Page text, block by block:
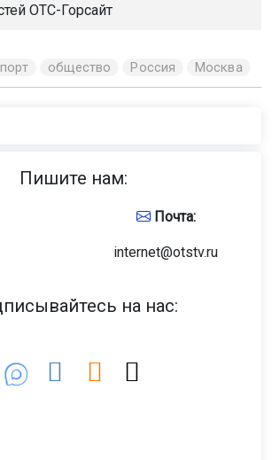
ОТС-Горсайт
общество Россия Москва
Пишите нам:
Почта:
internet@otstv.ru
на нас: